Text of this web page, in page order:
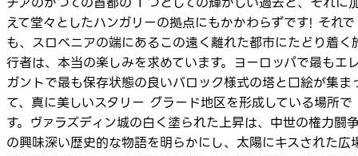
えて堂々としたハンガリーの拠点にもかかわらずです! それで
も、スロベニアの端にあるこの遠く離れた都市にたどり着く
行者は、本当の楽しみを求めています。ヨーロッパで最もエ
ガントで最も保存状態の良いバロック様式の塔と口絵が集ま
て、真に美しいスタリー グラード地区を形成している場所で
す。ヴァラズディン城の白く塗られた上昇は、中世の権力闘
の興味深い歴史的な物語を明らかにし、太陽にキスされた広